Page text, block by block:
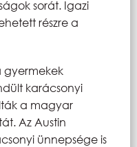
sorát. Igazi
részre a
gyermekek
karácsonyi
a magyar
Az Austin
ünnepsége is